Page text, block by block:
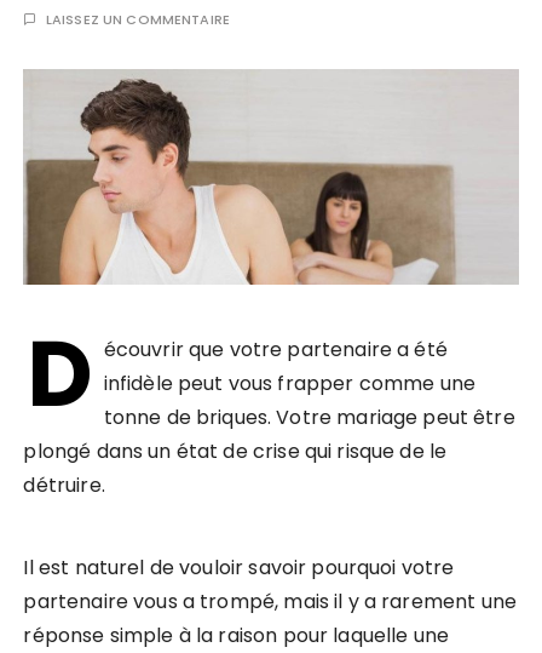
LAISSEZ UN COMMENTAIRE
D écouvrir que votre partenaire a été
infidèle peut vous frapper comme une
tonne de briques. Votre mariage peut être
plongé dans un état de crise qui risque de le
détruire.
Il est naturel de vouloir savoir pourquoi votre
partenaire vous a trompé, mais il y a rarement une
réponse simple à la raison pour laquelle une